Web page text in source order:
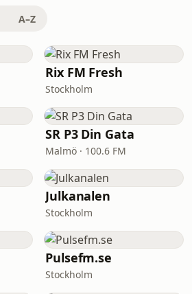
A–Z
Rix FM Fresh
Stockholm
SR P3 Din Gata
Malmö · 100.6 FM
Julkanalen
Stockholm
Pulsefm.se
Stockholm